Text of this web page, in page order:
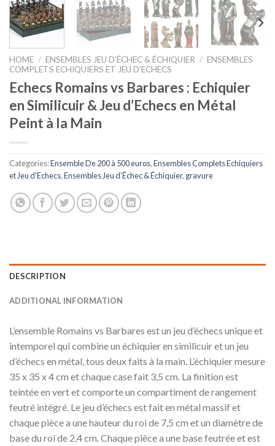
HOME / ENSEMBLES JEU D’ÉCHEC & ÉCHIQUIER / ENSEMBLES
COMPLETS ECHIQUIERS ET JEU D'ECHECS
Echecs Romains vs Barbares : Echiquier
en Similicuir & Jeu d’Echecs en Métal
Peint à la Main
Categories:Ensemble De 200 à 500 euros,Ensembles Complets Echiquiers
et Jeu d'Echecs,Ensembles Jeu d’Échec & Échiquier, gravure
DESCRIPTION
ADDITIONAL INFORMATION
L’ensemble Romains vs Barbares est un jeu d’échecs unique et
intemporel qui combine un échiquier en similicuir et un jeu
d’échecs en métal, tous deux faits à la main. L’échiquier mesure
35 x 35 x 4 cm et chaque case fait 3,5 cm. La finition est
teintée en vert et comporte un compartiment de rangement
feutré intégré. Le jeu d’échecs est fait en métal massif et
chaque pièce a une hauteur du roi de 7,5 cm et un diamètre de
base du roi de 2,4 cm. Chaque pièce a une base feutrée et est